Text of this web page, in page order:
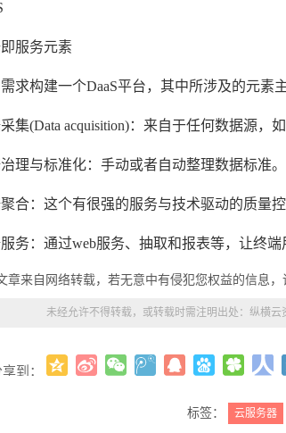
服务元素
求构建一个DaaS平台，其中所涉及的元素
集(Data acquisition)：来自于任何数据源，
理与标准化：手动或者自动整理数据标准。
合：这个有很强的服务与技术驱动的质量
务：通过web服务、抽取和报表等，让终端
章来自网络转载，若无意中有侵犯您权益的信息，
未经允许不得转载，或转载时需注明出处： 纵横云
到：
标签： 云服务器